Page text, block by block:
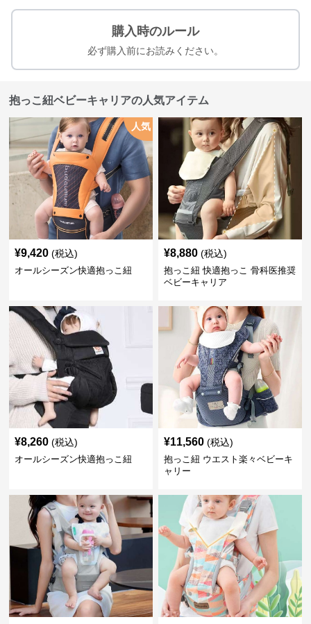
購入時のルール
必ず購入前にお読みください。
抱っこ紐ベビーキャリアの人気アイテム
人気
¥9,420 (税込)
オールシーズン快適抱っこ紐
¥8,880 (税込)
抱っこ紐 快適抱っこ 骨科医推奨
ベビーキャリア
¥8,260 (税込)
オールシーズン快適抱っこ紐
¥11,560 (税込)
抱っこ紐 ウエスト楽々ベビーキ
ャリー